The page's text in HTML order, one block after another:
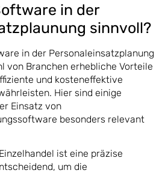
in der
sinnvoll?
in der Personaleinsatzplanung
von Branchen erhebliche Vorteile
und kosteneffektive
Hier sind einige
Einsatz von
besonders relevant
ist eine präzise
um die